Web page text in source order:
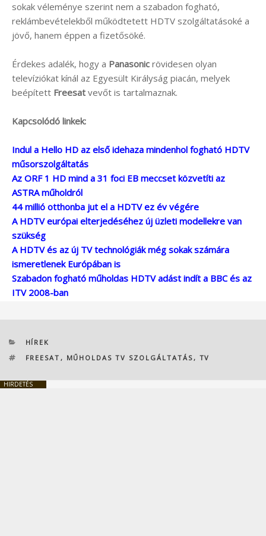
sokak véleménye szerint nem a szabadon fogható,
reklámbevételekből működtetett HDTV szolgáltatásoké a
jövő, hanem éppen a fizetősöké.
Érdekes adalék, hogy a Panasonic rövidesen olyan
televíziókat kínál az Egyesült Királyság piacán, melyek
beépített Freesat vevőt is tartalmaznak.
Kapcsolódó linkek:
Indul a Hello HD az első idehaza mindenhol fogható HDTV
műsorszolgáltatás
Az ORF 1 HD mind a 31 foci EB meccset közvetíti az
ASTRA műholdról
44 millió otthonba jut el a HDTV ez év végére
A HDTV európai elterjedéséhez új üzleti modellekre van
szükség
A HDTV és az új TV technológiák még sokak számára
ismeretlenek Európában is
Szabadon fogható műholdas HDTV adást indít a BBC és az
ITV 2008-ban
KATEGÓRIÁK
HÍREK
CÍMKÉK
FREESAT , MŰHOLDAS TV SZOLGÁLTATÁS , TV
HIRDETÉS